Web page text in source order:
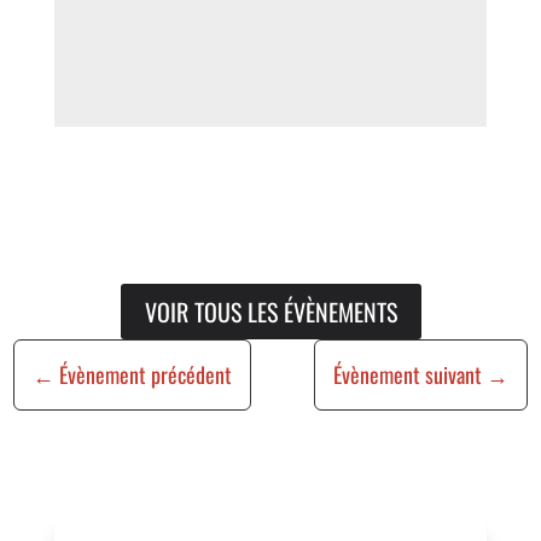
VOIR TOUS LES ÉVÈNEMENTS
← Évènement précédent Évènement suivant →